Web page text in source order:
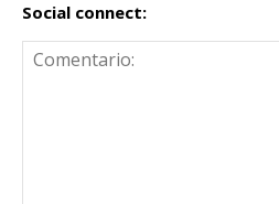
Social connect: